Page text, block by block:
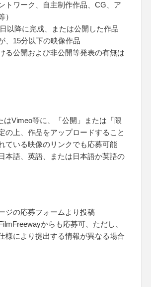
トワーク、自主制作作品、CG、ア
）
以降に完成、または公開した作品
、15分以下の映像作品
る公開および非公開等発表の有無は
はVimeo等に、「公開」または「限
の上、作品をアップロードすること
ている映像のリンクでも応募可能
本語、英語、または日本語か英語の
ジの応募フォームより投稿
からも応募可、ただし、
様により提出する情報が異なる場合